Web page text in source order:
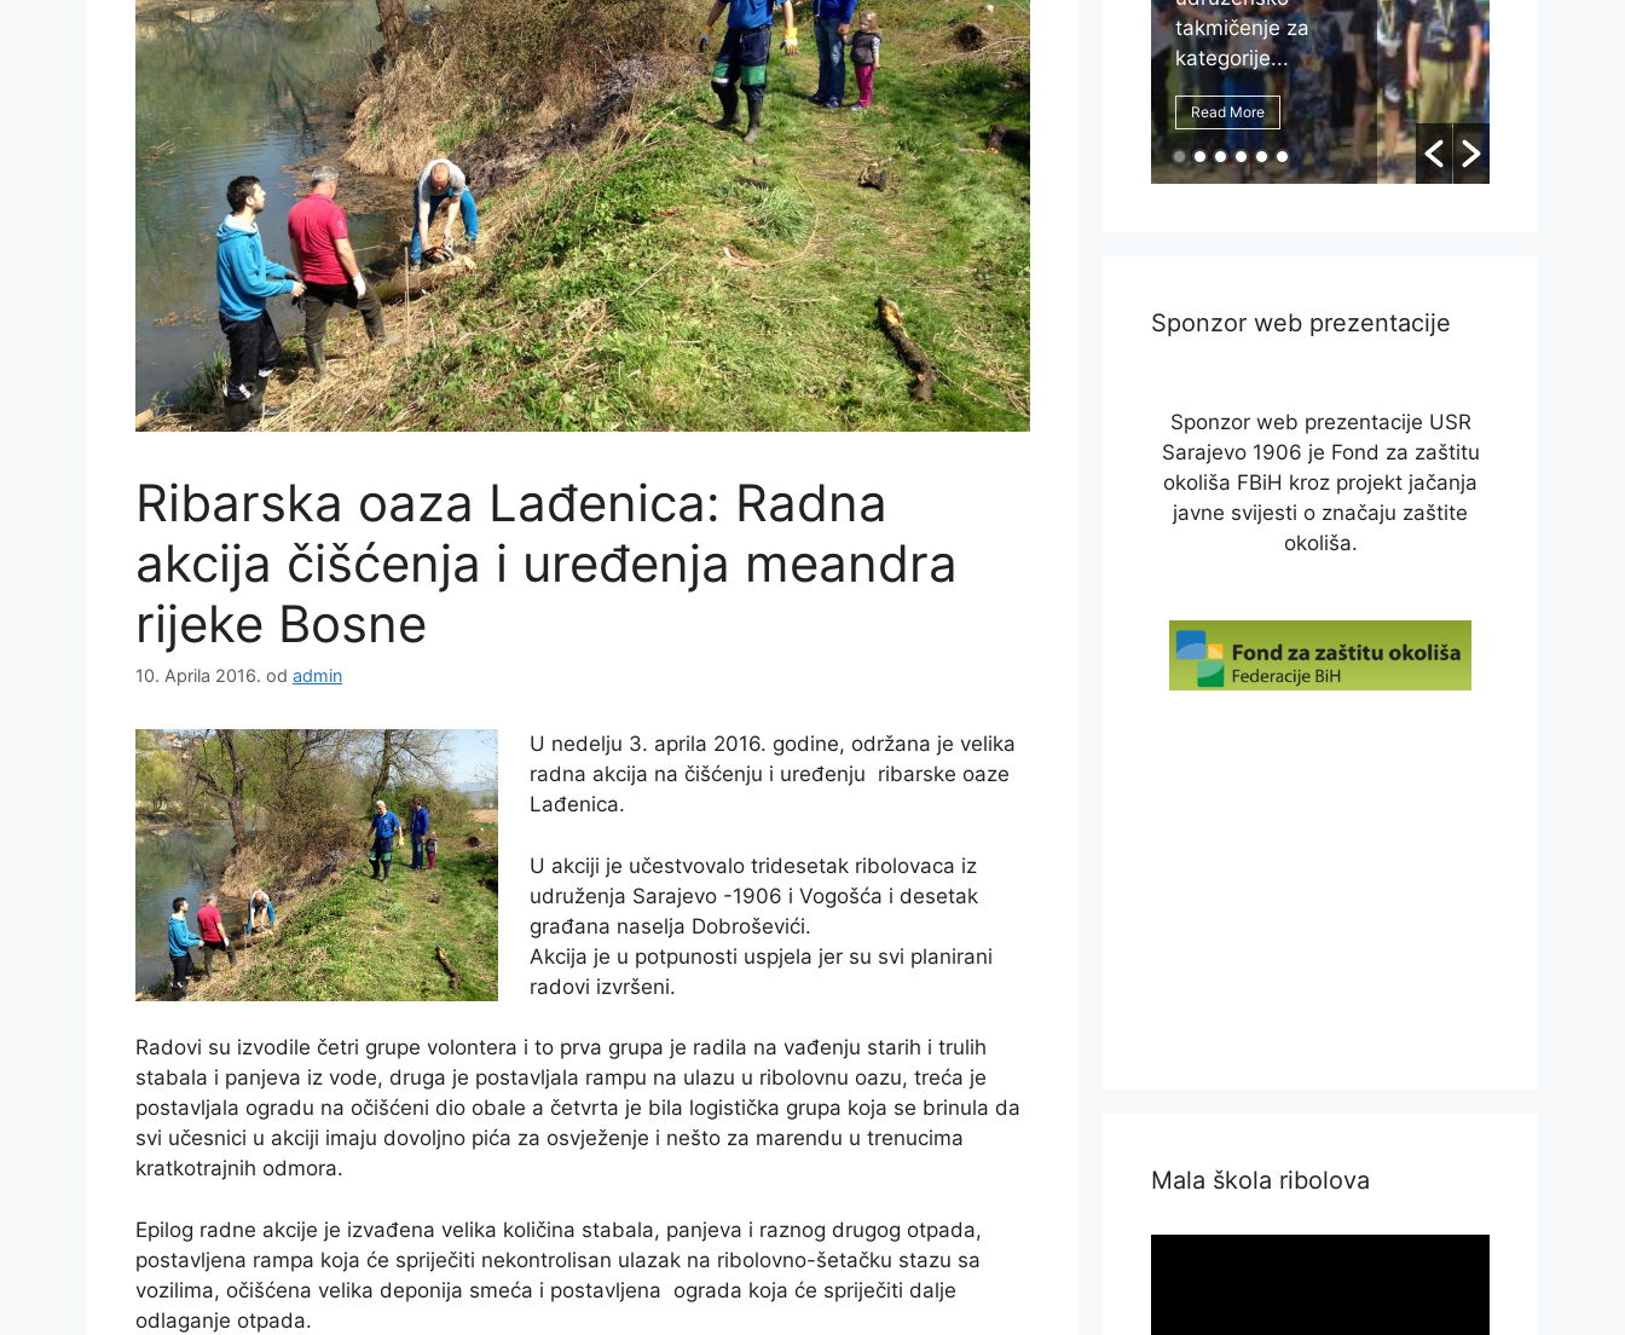
Ribarska oaza Lađenica: Radna
akcija čišćenja i uređenja meandra
rijeke Bosne
10. Aprila 2016. od admin
U nedelju 3. aprila 2016. godine, održana je velika
radna akcija na čišćenju i uređenju ribarske oaze
Lađenica.
U akciji je učestvovalo tridesetak ribolovaca iz
udruženja Sarajevo -1906 i Vogošća i desetak
građana naselja Dobroševići.
Akcija je u potpunosti uspjela jer su svi planirani
radovi izvršeni.
Radovi su izvodile četri grupe volontera i to prva grupa je radila na vađenju starih i trulih
stabala i panjeva iz vode, druga je postavljala rampu na ulazu u ribolovnu oazu, treća je
postavljala ogradu na očišćeni dio obale a četvrta je bila logistička grupa koja se brinula da
svi učesnici u akciji imaju dovoljno pića za osvježenje i nešto za marendu u trenucima
kratkotrajnih odmora.
Epilog radne akcije je izvađena velika količina stabala, panjeva i raznog drugog otpada,
postavljena rampa koja će spriječiti nekontrolisan ulazak na ribolovno-šetačku stazu sa
vozilima, očišćena velika deponija smeća i postavljena ograda koja će spriječiti dalje
odlaganje otpada.
Sarajevo 1906! S
obzirom na...
Read More
takmičenje za
kategorije...
Read More
Sarajevo 1906
postigli su...
Read More
Sponzor web prezentacije
Sponzor web prezentacije USR
Sarajevo 1906 je Fond za zaštitu
okoliša FBiH kroz projekt jačanja
javne svijesti o značaju zaštite
okoliša.
Mala škola ribolova